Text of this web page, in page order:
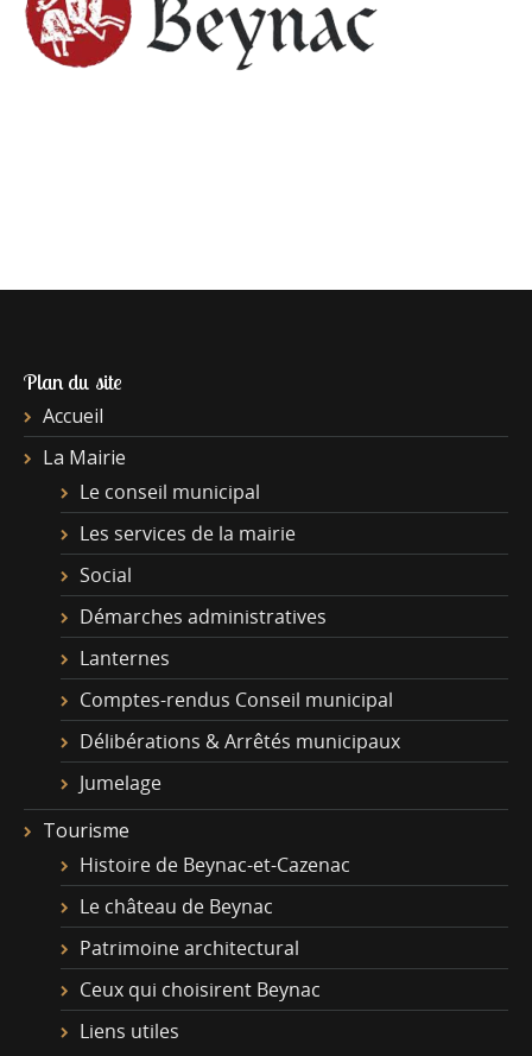
Plan du site
Accueil
La Mairie
Le conseil municipal
Les services de la mairie
Social
Démarches administratives
Lanternes
Comptes-rendus Conseil municipal
Délibérations & Arrêtés municipaux
Jumelage
Tourisme
Histoire de Beynac-et-Cazenac
Le château de Beynac
Patrimoine architectural
Ceux qui choisirent Beynac
Liens utiles